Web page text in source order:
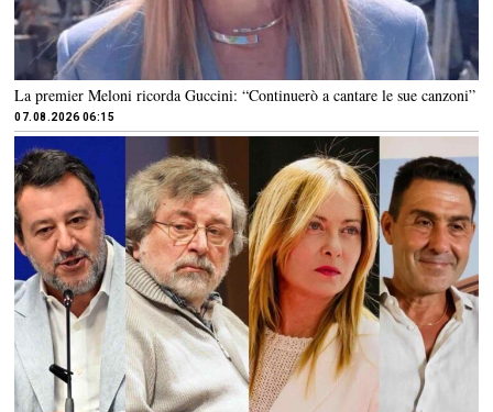
La premier Meloni ricorda Guccini: “Continuerò a cantare le sue canzoni”
07.08.2026 06:15